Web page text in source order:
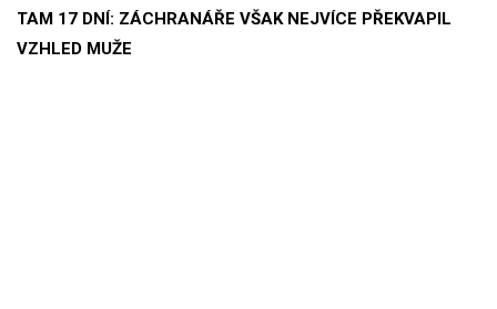
TAM 17 DNÍ: ZÁCHRANÁŘE VŠAK NEJVÍCE PŘEKVAPIL
VZHLED MUŽE